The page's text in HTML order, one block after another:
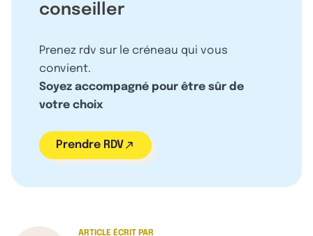
conseiller
Prenez rdv sur le créneau qui vous
convient.
Soyez accompagné pour être sûr de
votre choix
Prendre RDV
ARTICLE ÉCRIT PAR